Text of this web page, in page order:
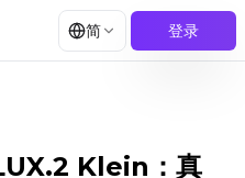
简 登录
Klein：真